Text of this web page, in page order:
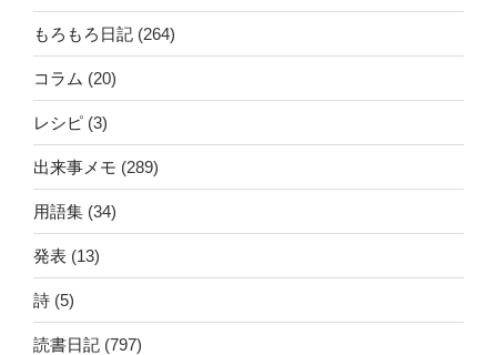
もろもろ日記 (264)
コラム (20)
レシピ (3)
出来事メモ (289)
用語集 (34)
発表 (13)
詩 (5)
読書日記 (797)